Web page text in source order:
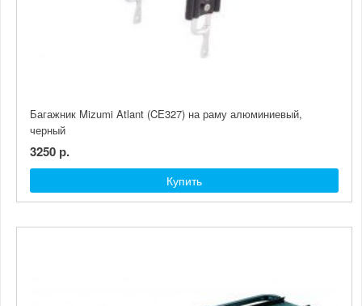
Багажник Mizumi Atlant (CE327) на раму алюминиевый,
черный
3250 р.
Купить